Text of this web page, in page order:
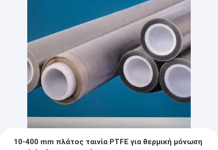
10-400 mm πλάτος ταινία PTFE για θερμική μόνωση